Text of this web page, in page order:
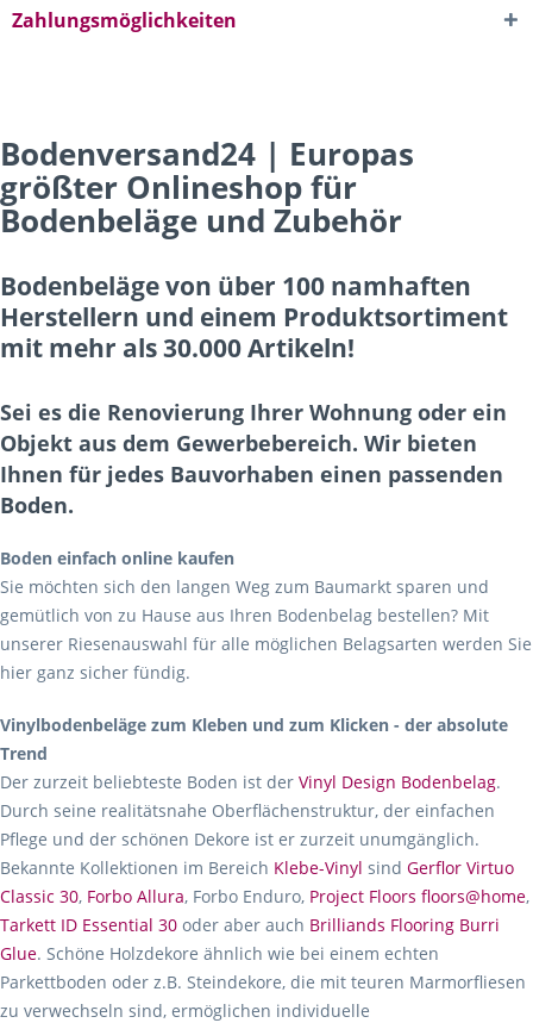
Zahlungsmöglichkeiten
Bodenversand24 | Europas
größter Onlineshop für
Bodenbeläge und Zubehör
Bodenbeläge von über 100 namhaften
Herstellern und einem Produktsortiment
mit mehr als 30.000 Artikeln!
Sei es die Renovierung Ihrer Wohnung oder ein
Objekt aus dem Gewerbebereich. Wir bieten
Ihnen für jedes Bauvorhaben einen passenden
Boden.
Boden einfach online kaufen
Sie möchten sich den langen Weg zum Baumarkt sparen und
gemütlich von zu Hause aus Ihren Bodenbelag bestellen? Mit
unserer Riesenauswahl für alle möglichen Belagsarten werden Sie
hier ganz sicher fündig.
Vinylbodenbeläge zum Kleben und zum Klicken - der absolute
Trend
Der zurzeit beliebteste Boden ist der Vinyl Design Bodenbelag.
Durch seine realitätsnahe Oberflächenstruktur, der einfachen
Pflege und der schönen Dekore ist er zurzeit unumgänglich.
Bekannte Kollektionen im Bereich Klebe-Vinyl sind Gerflor Virtuo
Classic 30, Forbo Allura, Forbo Enduro, Project Floors floors@home,
Tarkett ID Essential 30 oder aber auch Brilliands Flooring Burri
Glue. Schöne Holzdekore ähnlich wie bei einem echten
Parkettboden oder z.B. Steindekore, die mit teuren Marmorfliesen
zu verwechseln sind, ermöglichen individuelle